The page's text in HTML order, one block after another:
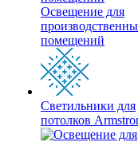
Освещение для
помещений
Светильники для
потолков